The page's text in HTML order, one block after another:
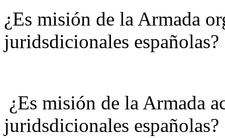
¿Es misión de la Armada
juridsdicionales españolas?
¿Es misión de la Armada
juridsdicionales españolas?